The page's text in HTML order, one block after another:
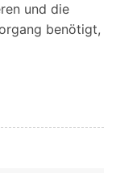
und die
benötigt,